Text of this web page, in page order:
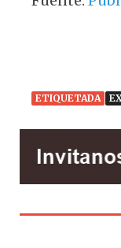
ETIQUETADA